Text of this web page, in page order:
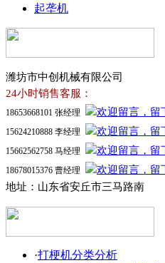
起垄机
潍坊市中创机械有限公司
24小时销售客服：
18653668101 张经理
15624210888 李经理
15662562758 马经理
18678015376 曹经理
地址：山东省安丘市三马路南
·打梗机分类分析